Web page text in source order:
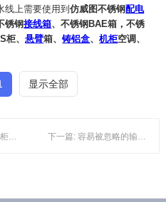
线上需要使用到仿威图不锈钢配电
锈钢接线箱、不锈钢BAE箱 ，不锈
柜、悬臂箱、铸铝盒、机柜空调 、
显示全部
上一篇: 侨谊仿威图机柜将被广泛应用在生产线上！ 下一篇: 容易被忽略的输送系统 在食品生产中如何默默做大事？